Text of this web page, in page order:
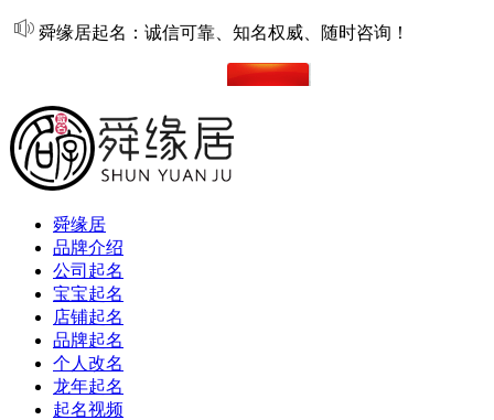
舜缘居起名：诚信可靠、知名权威、随时咨询！
舜缘居
品牌介绍
公司起名
宝宝起名
店铺起名
品牌起名
个人改名
龙年起名
起名视频